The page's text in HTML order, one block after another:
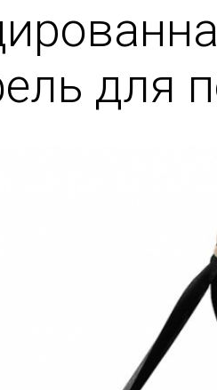
для